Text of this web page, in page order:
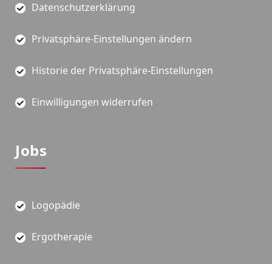
Datenschutzerklärung
Privatsphäre-Einstellungen ändern
Historie der Privatsphäre-Einstellungen
Einwilligungen widerrufen
Jobs
Logopädie
Ergotherapie